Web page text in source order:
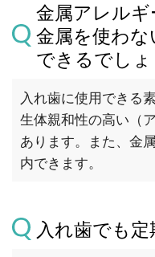
金属アレルギ
金属を使わな
できるでしょ
入れ歯に使用できる
生体親和性の高い（
あります。また、金
内できます。
入れ歯でも